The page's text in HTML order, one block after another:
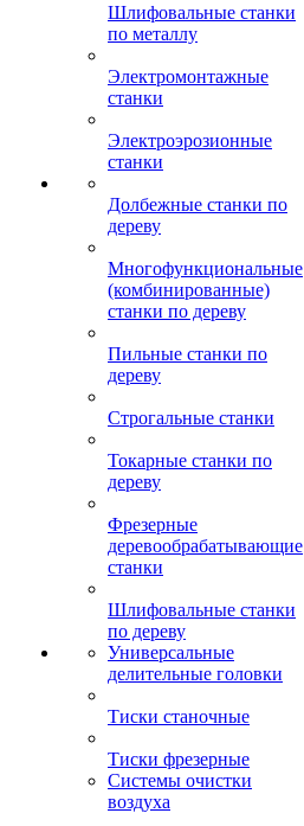
Шлифовальные станки
по металлу
Электромонтажные
станки
Электроэрозионные
станки
Долбежные станки по
дереву
Многофункциональные
(комбинированные)
станки по дереву
Пильные станки по
дереву
Строгальные станки
Токарные станки по
дереву
Фрезерные
деревообрабатывающие
станки
Шлифовальные станки
по дереву
Универсальные
делительные головки
Тиски станочные
Тиски фрезерные
Системы очистки
воздуха